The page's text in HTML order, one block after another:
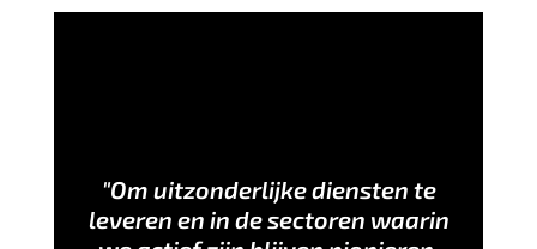
"Om uitzonderlijke diensten te
leveren en in de sectoren waarin